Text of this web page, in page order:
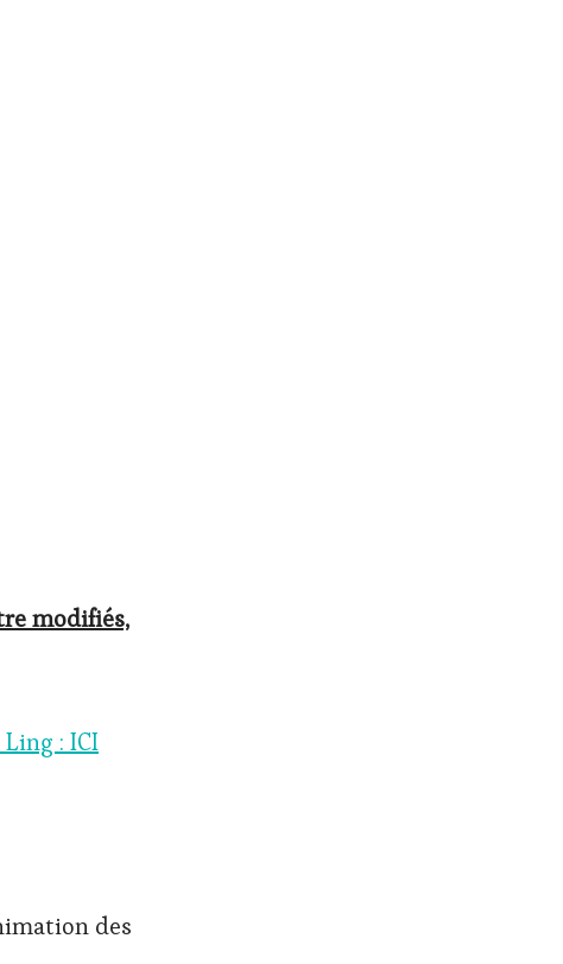
modifiés,
: ICI
des